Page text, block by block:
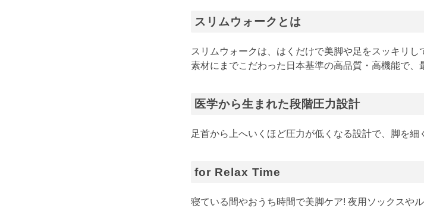
スリムウォークとは
スリムウォークは、はくだけで美脚や足をスッキリ
素材にまでこだわった日本基準の高品質・高機能で、
医学から生まれた段階圧力設計
足首から上へいくほど圧力が低くなる設計で、脚を細
for Relax Time
寝ている間やおうち時間で美脚ケア! 夜用ソックスや